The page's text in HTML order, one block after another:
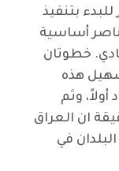
بتنفيذ
أساسية
خطوتان
هذه
وثم
ان العراق
في